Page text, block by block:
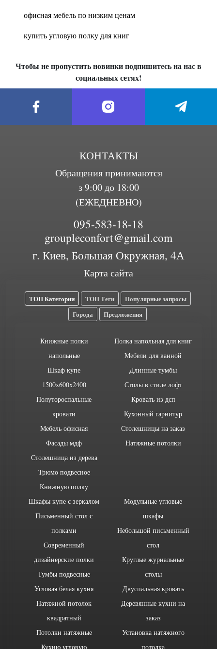
офисная мебель по низким ценам
купить угловую полку для книг
Чтобы не пропустить новинки подпишитесь на нас в
социальных сетях!
КОНТАКТЫ
Обращения принимаются
з 9:00 до 18:00
(ЕЖЕДНЕВНО)
095-583-18-18
groupleconfort@gmail.com
г. Киев, Большая Окружная, 4А
Карта сайта
ТОП Категории ТОП Теги
Популярные запросы
Города
Предложения
Книжные полки
напольные
Шкаф купе
1500х600х2400
Полутороспальные
кровати
Мебель офисная
Фасады мдф
Столешница из дерева
Трюмо подвесное
Книжную полку
Полка напольная для книг
Мебели для ванной
Длинные тумбы
Столы в стиле лофт
Кровать из дсп
Кухонный гарнитур
Столешницы на заказ
Натяжные потолки
Шкафы купе с зеркалом
Письменный стол с
полками
Современный
дизайнерские полки
Тумбы подвесные
Угловая белая кухня
Натяжной потолок
квадратный
Потолки натяжные
Кухню угловую
Модульные угловые
шкафы
Небольшой письменный
стол
Круглые журнальные
столы
Двуспальная кровать
Деревянные кухни на
заказ
Установка натяжного
потолка